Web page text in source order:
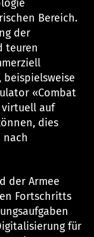
Bereich.
der
teuren
beispielsweise
«Combat
virtuell auf
dies
nach
der Armee
Fortschritts
für